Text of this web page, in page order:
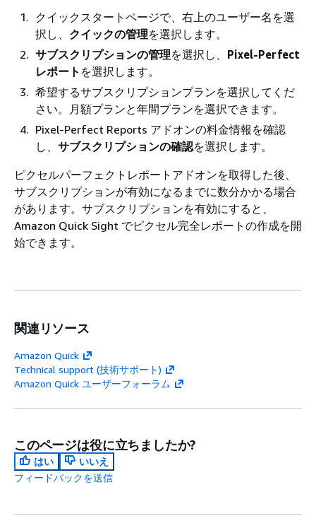
クイックスタートページで、右上のユーザー名を選
択し、 クイックの管理を選択します。
サブスクリプションの管理を選択し、 Pixel-Perfect
レポート を選択します。
希望するサブスクリプションプランを選択してくだ
さい。月額プランと年間プランを選択できます。
Pixel-Perfect Reports アドオンの料金情報を確認
し、 サブスクリプションの確認を選択します。
ピクセルパーフェクトレポートアドオンを取得した後、
サブスクリプションが有効になるまでに数分かかる場合
があります。サブスクリプションを有効にすると、
Amazon Quick Sight でピクセル完全レポートの作成を開
始できます。
関連リソース
Amazon Quick
Technical support (技術サポート)
Amazon Quick ユーザーフォーラム
このページは役に立ちましたか?
はい
いいえ
フィードバックを送信